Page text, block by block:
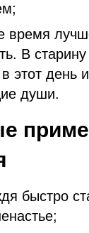
время
В
этот день
души.
быстро